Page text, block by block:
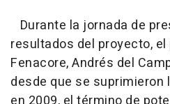
Durante la jornada de
resultados del proyecto,
Fenacore, Andrés del
desde que se